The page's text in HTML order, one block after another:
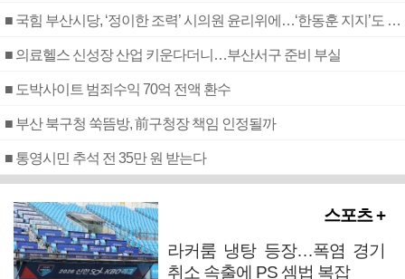
■ 국힘 부산시당, ‘정이한 조력’ 시의원 윤리위에…‘한동훈 지지’도 신고접수
■ 의료헬스 신성장 산업 키운다더니…부산서구 준비 부실
■ 도박사이트 범죄수익 70억 전액 환수
■ 부산 북구청 쑥뜸방, 前구청장 책임 인정될까
■ 통영시민 추석 전 35만 원 받는다
스포츠 +
라커룸 냉탕 등장…폭염 경기
취소 속출에 PS 셈법 복잡